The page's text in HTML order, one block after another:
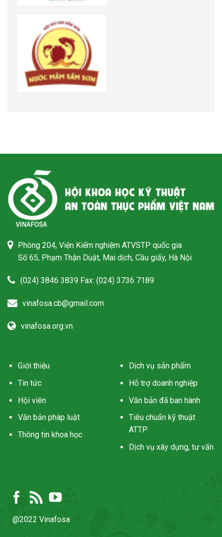
Phòng 204, Viện Kiểm nghiệm ATVSTP quốc gia
Số 65, Phạm Thận Duật, Mai dịch, Cầu giấy, Hà Nội
(024) 3846 3839 Fax: (024) 3736 7189
vinafosa.cb@gmail.com
vinafosa.org.vn
Giới thiệu
Tin tức
Hội viên
Văn bản pháp luật
Thông tin khoa học
Dịch vụ sản phẩm
Hỗ trợ doanh nghiệp
Văn bản đã ban hành
Tiêu chuẩn kỹ thuật
ATTP
Dịch vụ xây dựng, tư vấn
@2022 Vinafosa